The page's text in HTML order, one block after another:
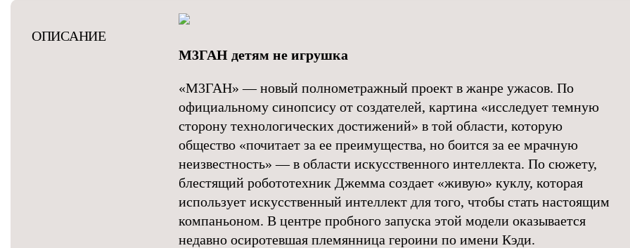
ОПИСАНИЕ
М3ГАН детям не игрушка
«М3ГАН» — новый полнометражный проект в жанре ужасов. По
официальному синопсису от создателей, картина «исследует темную
сторону технологических достижений» в той области, которую
общество «почитает за ее преимущества, но боится за ее мрачную
неизвестность» — в области искусственного интеллекта. По сюжету,
блестящий робототехник Джемма создает «живую» куклу, которая
использует искусственный интеллект для того, чтобы стать настоящим
компаньоном. В центре пробного запуска этой модели оказывается
недавно осиротевшая племянница героини по имени Кэди.